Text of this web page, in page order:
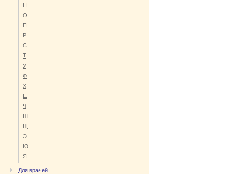
Н
О
П
Р
C
Т
У
Ф
Х
Ц
Ч
Ш
Щ
Э
Ю
Я
Для врачей